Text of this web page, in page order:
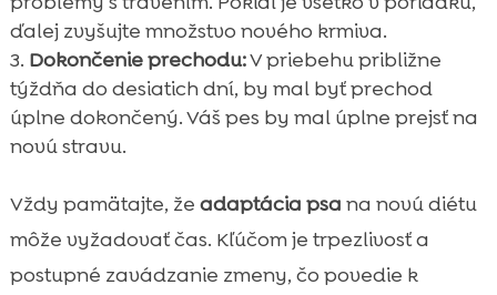
ďalej zvyšujte množstvo nového krmiva.
Dokončenie prechodu:V priebehu približne
týždňa do desiatich dní, by mal byť prechod
úplne dokončený. Váš pes by mal úplne prejsť na
novú stravu.
Vždy pamätajte, že adaptácia psa na novú diétu
môže vyžadovať čas. Kľúčom je trpezlivosť a
postupné zavádzanie zmeny, čo povedie k